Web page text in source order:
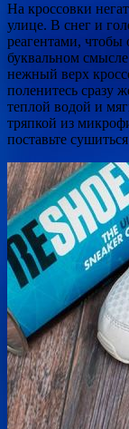
На кроссовки
улице. В снег и
реагентами, чтобы
буквальном
нежный верх
поленитесь сразу
теплой водой и
тряпкой из
поставьте